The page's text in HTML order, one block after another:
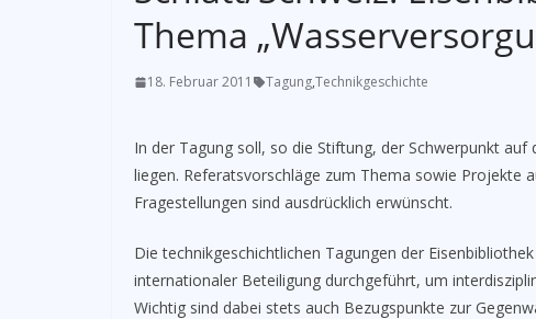
Thema
18. Februar 2011 Tagung,Technikgeschichte
In der Tagung soll, so die Stiftung, der Schwerpunkt
liegen. Referatsvorschläge zum Thema sowie Projekte
Fragestellungen sind ausdrücklich erwünscht.
Die technikgeschichtlichen Tagungen der
internationaler Beteiligung durchgeführt, um
Wichtig sind dabei stets auch Bezugspunkte zur